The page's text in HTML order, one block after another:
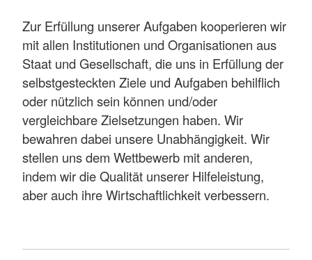
Zur Erfüllung unserer Aufgaben kooperieren wir
mit allen Institutionen und Organisationen aus
Staat und Gesellschaft, die uns in Erfüllung der
selbstgesteckten Ziele und Aufgaben behilflich
oder nützlich sein können und/oder
vergleichbare Zielsetzungen haben. Wir
bewahren dabei unsere Unabhängigkeit. Wir
stellen uns dem Wettbewerb mit anderen,
indem wir die Qualität unserer Hilfeleistung,
aber auch ihre Wirtschaftlichkeit verbessern.